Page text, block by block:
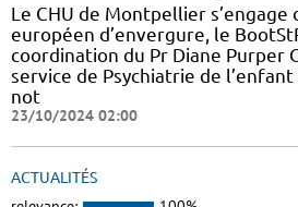
Le CHU de Montpellier s’engage
européen d’envergure, le
coordination du Pr Diane Purper
service de Psychiatrie de
not
23/10/2024 02:00
ACTUALITÉS